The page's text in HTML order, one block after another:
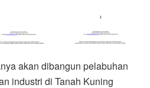
akan dibangun pelabuhan
industri di Tanah Kuning